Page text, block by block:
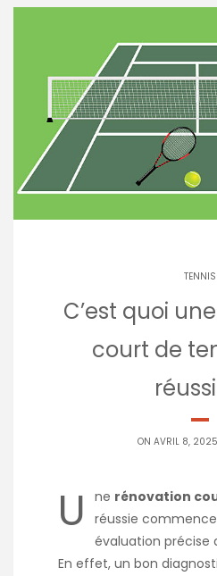
TENNIS
C’est quoi
court de
ON AVRIL 8,
U ne rénovation
réussie
évaluation précise
En effet, un bon